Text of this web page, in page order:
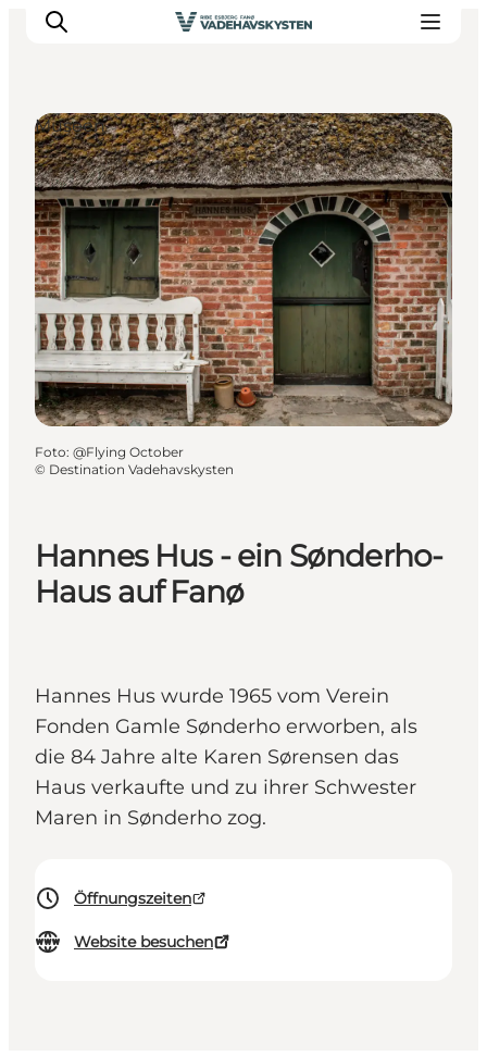
Ribe
Esbjerg
Fanø
Mandø
Wattenmeer
Essen und Schlafen
Veranstaltungen
Hannes Hus - ein Sønderho-
Haus auf Fanø
Hannes Hus wurde 1965 vom Verein
Fonden Gamle Sønderho erworben, als
die 84 Jahre alte Karen Sørensen das
Haus verkaufte und zu ihrer Schwester
Maren in Sønderho zog.
Öffnungszeiten
Website besuchen
Museen
Foto: @Flying October
© Destination Vadehavskysten